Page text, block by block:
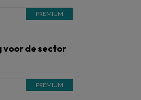
de sector